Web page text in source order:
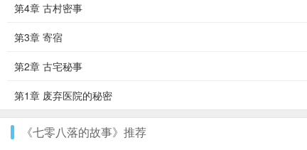
第4章 古村密事
第3章 寄宿
第2章 古宅秘事
第1章 废弃医院的秘密
《七零八落的故事》推荐